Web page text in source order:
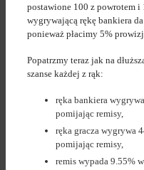
postawione 100 z powrotem i
wygrywającą rękę bankiera
ponieważ płacimy 5%
Popatrzmy teraz jak na
szanse każdej z rąk:
ręka bankiera
pomijając remisy,
ręka gracza wygrywa
pomijając remisy,
remis wypada 9.55%